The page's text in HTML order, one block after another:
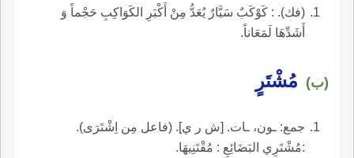
(فك). : كَوْكَبٌ سَيَّارٌ يُعَدُّ مِنْ أَكْبَرِ الكَوَاكِبِ حَجْماً وَ
أَشَدِّهَا لَمَعَاناً.
(ب) مُشْتَرٍ
جمع: ـون، ـات. [ش ر ي]. (فاعل مِن اِشْتَرَى).
:مُشْتَرِي البَضَائِعِ : مُقْتَنِيهَا.